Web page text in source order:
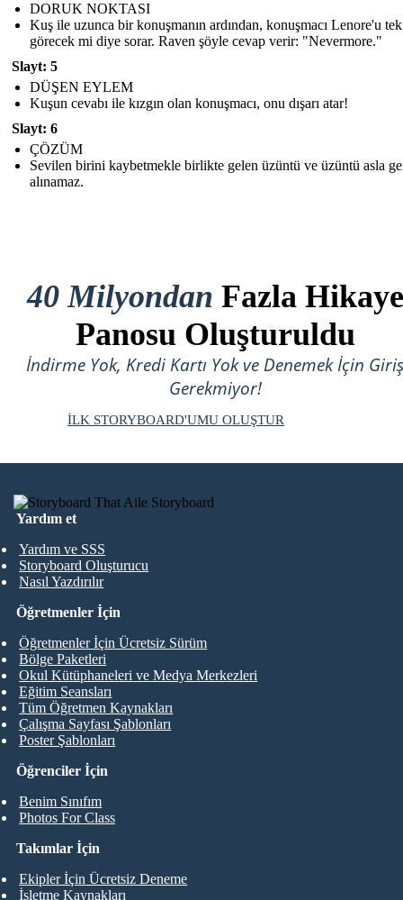
DORUK NOKTASI
Kuş ile uzunca bir konuşmanın ardından, konuşmacı Lenore'u
görecek mi diye sorar. Raven şöyle cevap verir: "Nevermore."
Slayt: 5
DÜŞEN EYLEM
Kuşun cevabı ile kızgın olan konuşmacı, onu dışarı atar!
Slayt: 6
ÇÖZÜM
Sevilen birini kaybetmekle birlikte gelen üzüntü ve üzüntü asla
alınamaz.
40 Milyondan Fazla Hikaye
Panosu Oluşturuldu
İndirme Yok, Kredi Kartı Yok ve Denemek İçin Giriş
Gerekmiyor!
İLK STORYBOARD'UMU OLUŞTUR
Yardım et
Yardım ve SSS
Storyboard Oluşturucu
Nasıl Yazdırılır
Öğrenciler İçin
Benim Sınıfım
Photos For Class
Öğretmenler İçin
Öğretmenler İçin Ücretsiz Sürüm
Bölge Paketleri
Okul Kütüphaneleri ve Medya Merkezleri
Eğitim Seansları
Tüm Öğretmen Kaynakları
Çalışma Sayfası Şablonları
Poster Şablonları
Takımlar İçin
Ekipler İçin Ücretsiz Deneme
İşletme Kaynakları